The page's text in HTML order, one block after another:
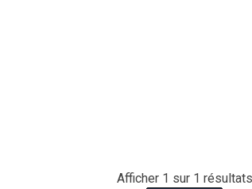
Afficher 1 sur 1 résultats